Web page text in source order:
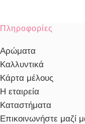
Πληροφορίες
Αρώματα
Καλλυντικά
Κάρτα μέλους
Η εταιρεία
Καταστήματα
Επικοινωνήστε μαζί